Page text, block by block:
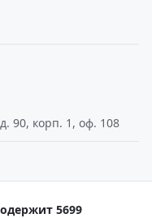
90, корп. 1, оф. 108
5699